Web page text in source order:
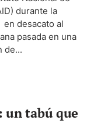
durante la
desacato al
pasada en una
de...
un tabú que